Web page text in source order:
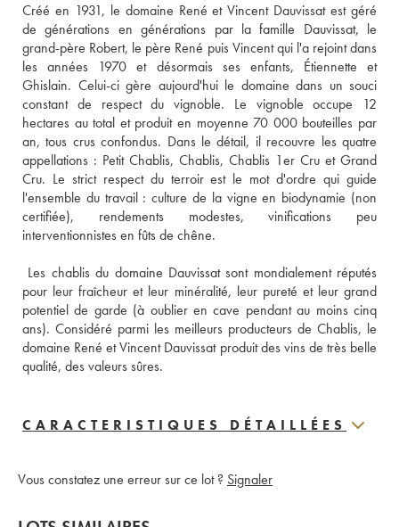
Créé en 1931, le domaine René et Vincent Dauvissat est géré
de générations en générations par la famille Dauvissat, le
grand-père Robert, le père René puis Vincent qui l'a rejoint dans
les années 1970 et désormais ses enfants, Étiennette et
Ghislain. Celui-ci gère aujourd'hui le domaine dans un souci
constant de respect du vignoble. Le vignoble occupe 12
hectares au total et produit en moyenne 70 000 bouteilles par
an, tous crus confondus. Dans le détail, il recouvre les quatre
appellations : Petit Chablis, Chablis, Chablis 1er Cru et Grand
Cru. Le strict respect du terroir est le mot d'ordre qui guide
l'ensemble du travail : culture de la vigne en biodynamie (non
certifiée), rendements modestes, vinifications peu
interventionnistes en fûts de chêne.
Les chablis du domaine Dauvissat sont mondialement réputés
pour leur fraîcheur et leur minéralité, leur pureté et leur grand
potentiel de garde (à oublier en cave pendant au moins cinq
ans). Considéré parmi les meilleurs producteurs de Chablis, le
domaine René et Vincent Dauvissat produit des vins de très belle
qualité, des valeurs sûres.
CARACTERISTIQUES DÉTAILLÉES
Vous constatez une erreur sur ce lot ? Signaler